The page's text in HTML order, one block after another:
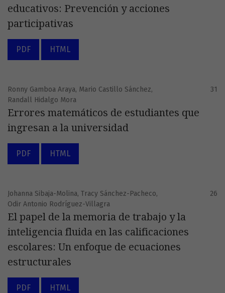
educativos: Prevención y acciones
participativas
PDF HTML
Ronny Gamboa Araya, Mario Castillo Sánchez,
Randall Hidalgo Mora
31
Errores matemáticos de estudiantes que
ingresan a la universidad
PDF HTML
Johanna Sibaja-Molina, Tracy Sánchez-Pacheco,
Odir Antonio Rodríguez-Villagra
26
El papel de la memoria de trabajo y la
inteligencia fluida en las calificaciones
escolares: Un enfoque de ecuaciones
estructurales
PDF HTML